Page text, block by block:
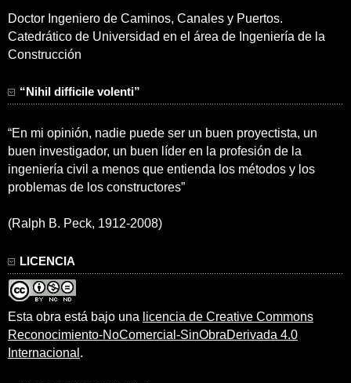
Doctor Ingeniero de Caminos, Canales y Puertos.
Catedrático de Universidad en el área de Ingeniería de la
Construcción
“Nihil difficile volenti”
“En mi opinión, nadie puede ser un buen proyectista, un
buen investigador, un buen líder en la profesión de la
ingeniería civil a menos que entienda los métodos y los
problemas de los constructores”
(Ralph B. Peck, 1912-2008)
LICENCIA
Esta obra está bajo una licencia de Creative Commons
Reconocimiento-NoComercial-SinObraDerivada 4.0
Internacional .